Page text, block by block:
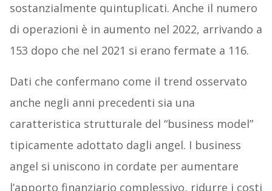
sostanzialmente quintuplicati. Anche il numero
di operazioni è in aumento nel 2022, arrivando a
153 dopo che nel 2021 si erano fermate a 116.
Dati che confermano come il trend osservato
anche negli anni precedenti sia una
caratteristica strutturale del “business model”
tipicamente adottato dagli angel. I business
angel si uniscono in cordate per aumentare
l’apporto finanziario complessivo, ridurre i costi